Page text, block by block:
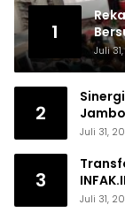
1
Lagi
Juli
2
Juli 31,
3
Dana
Juli 31,